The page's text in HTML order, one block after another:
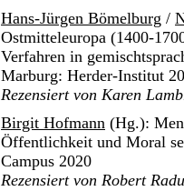
Hans-Jürgen Bömelburg /
Ostmitteleuropa (1400-
Verfahren in
Marburg: Herder-Institut
Rezensiert von Karen
Birgit Hofmann (Hg.):
Öffentlichkeit und Moral
Campus 2020
Rezensiert von Robert Radu